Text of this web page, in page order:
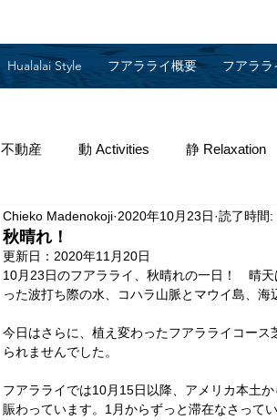
Hualalai Style フアラライ概要 フアラ
不動産 動 Activities 静 Relaxation
2018 2014 2013 2012
秋晴れ！
Chieko Madenokoji 2020年10月23日 読了時間:
更新日： 2020年11月20日
10月23日のフアラライ、秋晴れの一日！　晴
った波打ち際の水、コハラ山脈とマウイ島、海
今日はさらに、植え変わったフアラライコー
られませんでした。
フアラライでは10月15日以降、アメリカ本土
賑わっています。1月からずっと滞在なさって